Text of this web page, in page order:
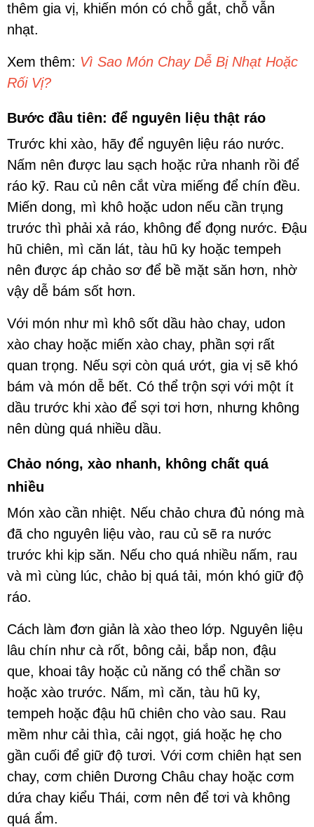
thêm gia vị, khiến món có chỗ gắt, chỗ vẫn
nhạt.
Xem thêm: Vì Sao Món Chay Dễ Bị Nhạt Hoặc
Rối Vị?
Bước đầu tiên: để nguyên liệu thật ráo
Trước khi xào, hãy để nguyên liệu ráo nước.
Nấm nên được lau sạch hoặc rửa nhanh rồi để
ráo kỹ. Rau củ nên cắt vừa miếng để chín đều.
Miến dong, mì khô hoặc udon nếu cần trụng
trước thì phải xả ráo, không để đọng nước. Đậu
hũ chiên, mì căn lát, tàu hũ ky hoặc tempeh
nên được áp chảo sơ để bề mặt săn hơn, nhờ
vậy dễ bám sốt hơn.
Với món như mì khô sốt dầu hào chay, udon
xào chay hoặc miến xào chay, phần sợi rất
quan trọng. Nếu sợi còn quá ướt, gia vị sẽ khó
bám và món dễ bết. Có thể trộn sợi với một ít
dầu trước khi xào để sợi tơi hơn, nhưng không
nên dùng quá nhiều dầu.
Chảo nóng, xào nhanh, không chất quá
nhiều
Món xào cần nhiệt. Nếu chảo chưa đủ nóng mà
đã cho nguyên liệu vào, rau củ sẽ ra nước
trước khi kịp săn. Nếu cho quá nhiều nấm, rau
và mì cùng lúc, chảo bị quá tải, món khó giữ độ
ráo.
Cách làm đơn giản là xào theo lớp. Nguyên liệu
lâu chín như cà rốt, bông cải, bắp non, đậu
que, khoai tây hoặc củ năng có thể chần sơ
hoặc xào trước. Nấm, mì căn, tàu hũ ky,
tempeh hoặc đậu hũ chiên cho vào sau. Rau
mềm như cải thìa, cải ngọt, giá hoặc hẹ cho
gần cuối để giữ độ tươi. Với cơm chiên hạt sen
chay, cơm chiên Dương Châu chay hoặc cơm
dứa chay kiểu Thái, cơm nên để tơi và không
quá ẩm.